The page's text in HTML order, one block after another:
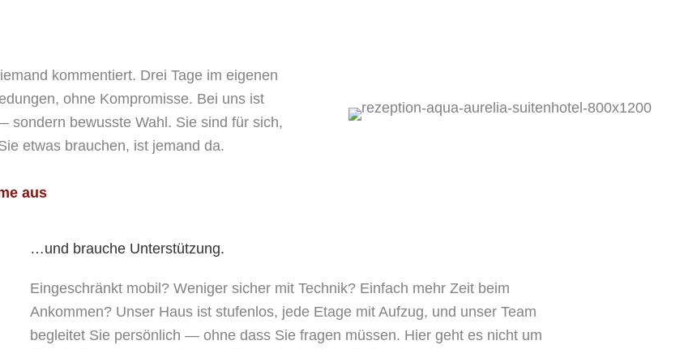
kommentiert. Drei Tage im eigenen
ohne Kompromisse. Bei uns ist
sondern bewusste Wahl. Sie sind für sich,
etwas brauchen, ist jemand da.
aus
…und brauche Unterstützung.
Eingeschränkt mobil? Weniger sicher mit Technik? Einfach mehr Zeit beim
Ankommen? Unser Haus ist stufenlos, jede Etage mit Aufzug, und unser Team
begleitet Sie persönlich — ohne dass Sie fragen müssen. Hier geht es nicht um